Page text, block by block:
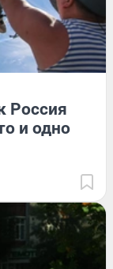
Россия
и одно